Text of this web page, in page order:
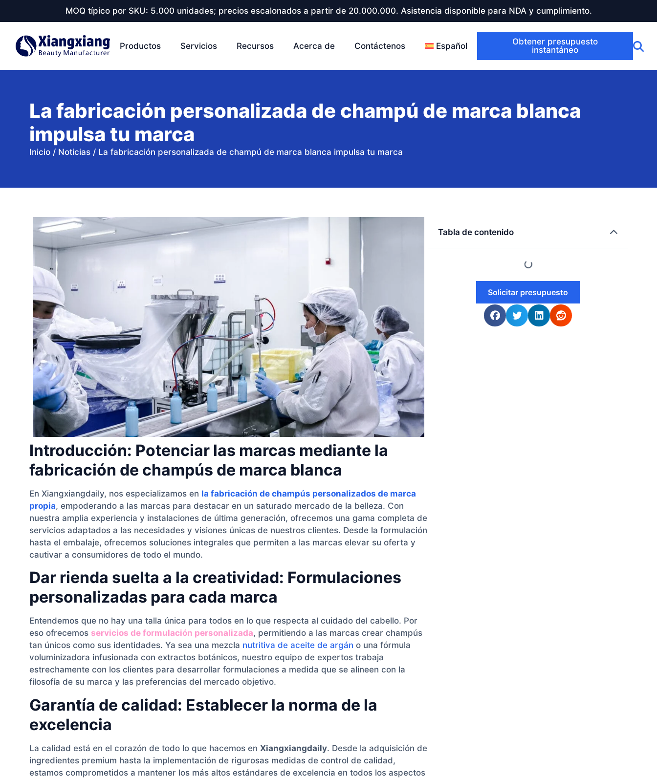
MOQ típico por SKU: 5.000 unidades; precios escalonados a partir de 20.000.000. Asistencia disponible para NDA y cumplimiento.
Productos Servicios Recursos Acerca de Contáctenos Español
Obtener presupuesto
instantáneo
La fabricación personalizada de champú de marca blanca
impulsa tu marca
Inicio / Noticias / La fabricación personalizada de champú de marca blanca impulsa tu marca
Introducción: Potenciar las marcas mediante la
fabricación de champús de marca blanca
En Xiangxiangdaily, nos especializamos en la fabricación de champús personalizados de marca
propia, empoderando a las marcas para destacar en un saturado mercado de la belleza. Con
nuestra amplia experiencia y instalaciones de última generación, ofrecemos una gama completa de
servicios adaptados a las necesidades y visiones únicas de nuestros clientes. Desde la formulación
hasta el embalaje, ofrecemos soluciones integrales que permiten a las marcas elevar su oferta y
cautivar a consumidores de todo el mundo.
Dar rienda suelta a la creatividad: Formulaciones
personalizadas para cada marca
Entendemos que no hay una talla única para todos en lo que respecta al cuidado del cabello. Por
eso ofrecemos servicios de formulación personalizada, permitiendo a las marcas crear champús
tan únicos como sus identidades. Ya sea una mezcla nutritiva de aceite de argán o una fórmula
voluminizadora infusionada con extractos botánicos, nuestro equipo de expertos trabaja
estrechamente con los clientes para desarrollar formulaciones a medida que se alineen con la
filosofía de su marca y las preferencias del mercado objetivo.
Garantía de calidad: Establecer la norma de la
excelencia
La calidad está en el corazón de todo lo que hacemos en Xiangxiangdaily. Desde la adquisición de
ingredientes premium hasta la implementación de rigurosas medidas de control de calidad,
estamos comprometidos a mantener los más altos estándares de excelencia en todos los aspectos
Tabla de contenido
Solicitar presupuesto